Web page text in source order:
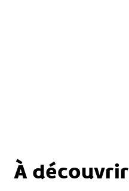
À découvrir